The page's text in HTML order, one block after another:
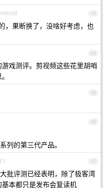
13
，果断换了，没啥好考虑，也
14
戏测评。剪视频这些花里胡哨
15
16
列的第三代产品。
17
批评测已经表明，除了极客湾
本都只是发布会复读机